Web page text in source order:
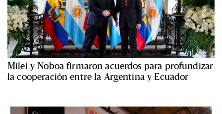
Milei y Noboa firmaron acuerdos para profundizar
la cooperación entre la Argentina y Ecuador